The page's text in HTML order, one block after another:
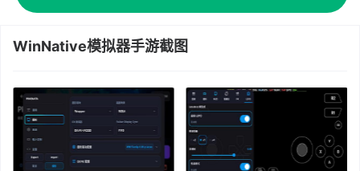
WinNative模拟器手游截图